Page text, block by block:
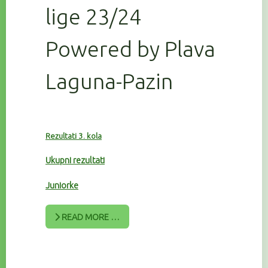
lige 23/24
Powered by Plava
Laguna-Pazin
Rezultati 3. kola
Ukupni rezultati
Juniorke
READ MORE …